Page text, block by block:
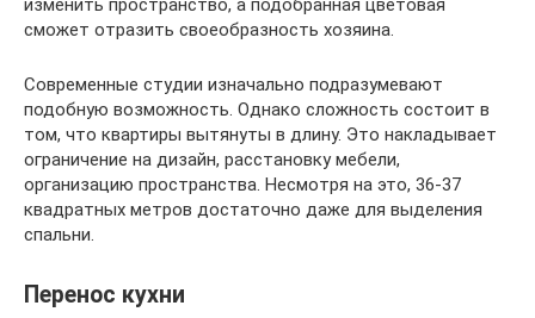
сможет отразить своеобразность хозяина.
Современные студии изначально подразумевают
подобную возможность. Однако сложность состоит в
том, что квартиры вытянуты в длину. Это накладывает
ограничение на дизайн, расстановку мебели,
организацию пространства. Несмотря на это, 36-37
квадратных метров достаточно даже для выделения
спальни.
Перенос кухни